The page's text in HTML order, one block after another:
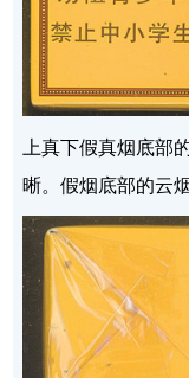
上真下假真烟底部
晰。假烟底部的云